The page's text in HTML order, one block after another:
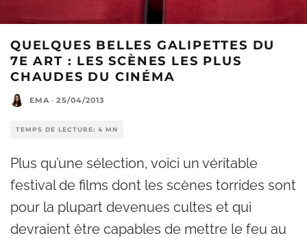
QUELQUES BELLES GALIPETTES DU
7E ART : LES SCÈNES LES PLUS
CHAUDES DU CINÉMA
EMA · 25/04/2013
TEMPS DE LECTURE: 4 MN
Plus qu’une sélection, voici un véritable
festival de films dont les scènes torrides sont
pour la plupart devenues cultes et qui
devraient être capables de mettre le feu au